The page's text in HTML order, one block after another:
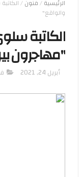
الرئيسية/فنون/
والواقع"
الكاتبة
"مهاجرون
أبريل 24, 2021